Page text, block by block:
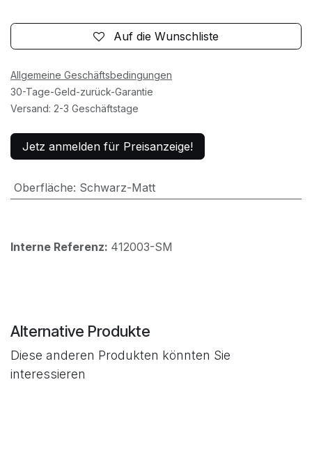
Auf die Wunschliste
Allgemeine Geschäftsbedingungen
30-Tage-Geld-zurück-Garantie
Versand: 2-3 Geschäftstage
Jetz anmelden für Preisanzeige!
Oberfläche: Schwarz-Matt
Interne Referenz: 412003-SM
Alternative Produkte
Diese anderen Produkten könnten Sie
interessieren